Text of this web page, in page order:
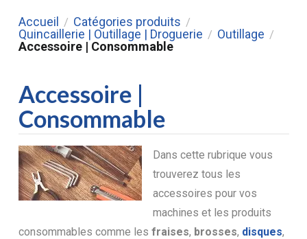
Accueil / Catégories produits /
Quincaillerie | Outillage | Droguerie / Outillage /
Accessoire | Consommable
Accessoire |
Consommable
Dans cette rubrique vous
trouverez tous les
accessoires pour vos
machines et les produits
consommables comme les fraises, brosses, disques,